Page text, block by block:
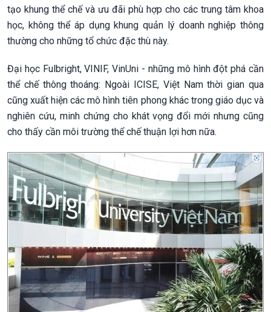
tạo khung thể chế và ưu đãi phù hợp cho các trung tâm khoa
học, không thể áp dụng khung quản lý doanh nghiệp thông
thường cho những tổ chức đặc thù này.
Đại học Fulbright, VINIF, VinUni - những mô hình đột phá cần
thể chế thông thoáng: Ngoài ICISE, Việt Nam thời gian qua
cũng xuất hiện các mô hình tiên phong khác trong giáo dục và
nghiên cứu, minh chứng cho khát vọng đổi mới nhưng cũng
cho thấy cần môi trường thể chế thuận lợi hơn nữa.